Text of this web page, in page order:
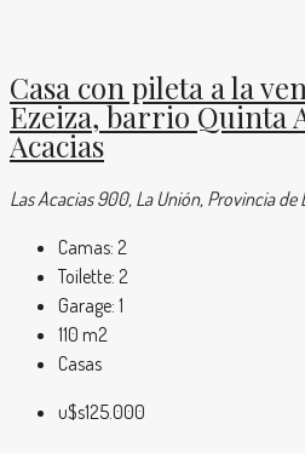
Casa con pileta a la
Ezeiza, barrio Quinta
Acacias
Las Acacias 900, La Unión, Provincia
Camas: 2
Toilette: 2
Garage: 1
110 m2
Casas
u$s125.000